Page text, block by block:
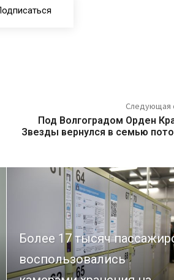
Следующая
Под Волгоградом Орден
Звезды вернулся в семью
Более 17 тысяч
воспользовались